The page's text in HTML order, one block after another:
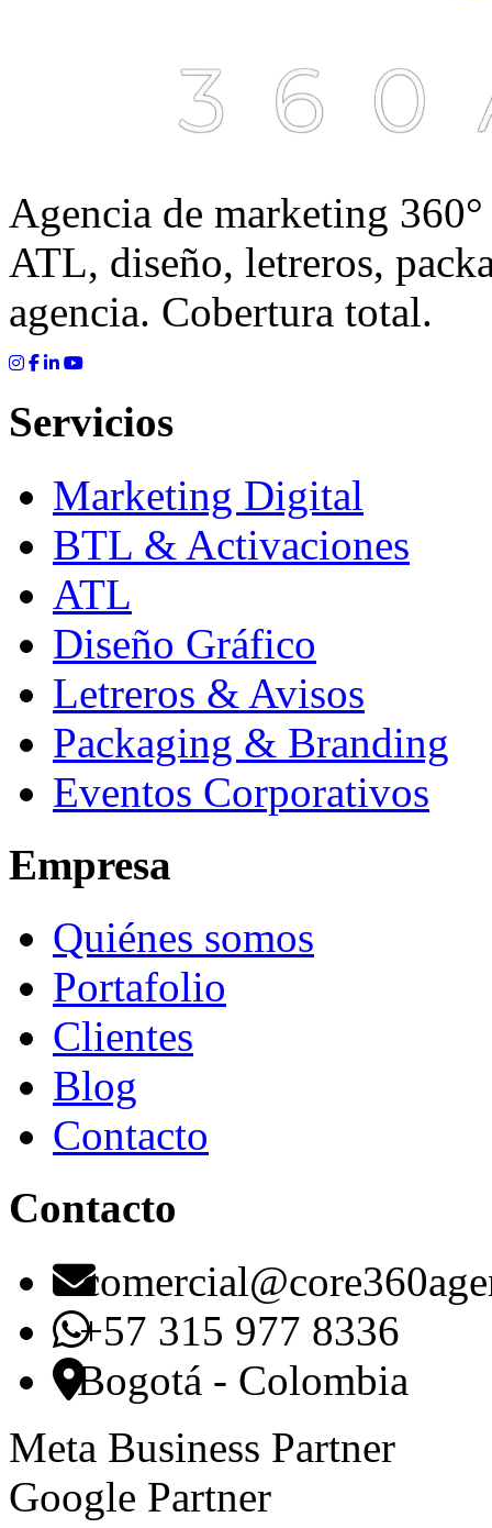
Agencia de marketing
ATL, diseño, letreros,
agencia. Cobertura total.
Servicios
Marketing Digital
BTL & Activaciones
ATL
Diseño Gráfico
Letreros & Avisos
Packaging & Branding
Eventos Corporativos
Empresa
Quiénes somos
Portafolio
Clientes
Blog
Contacto
Contacto
+57 315 977 8336
Bogotá - Colombia
Meta Business Partner
Google Partner